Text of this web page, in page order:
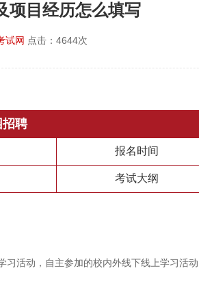
项目经历怎么填写
试网 点击： 4644次
招聘
报名时间
考试大纲
活动，自主参加的校内外线下线上学习活动